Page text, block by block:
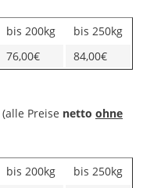
bis 200kg
bis 250kg
76,00€ 84,00€
(alle Preise netto ohne
bis 200kg
bis 250kg